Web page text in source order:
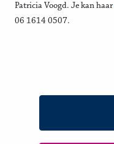
Patricia Voogd. Je kan haar
06 1614 0507.